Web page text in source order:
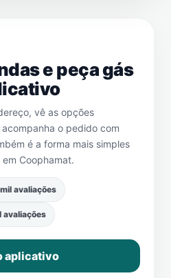
e peça gás
vê as opções
o pedido com
é a forma mais simples
em Coophamat.
avaliações
avaliações
aplicativo